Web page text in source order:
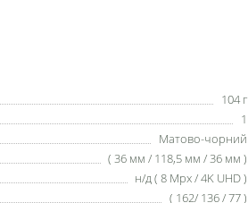
104 г
1
Матово-чорний
( 36 мм / 118,5 мм / 36 мм )
н/д ( 8 Mpx / 4K UHD )
( 162/ 136 / 77 )